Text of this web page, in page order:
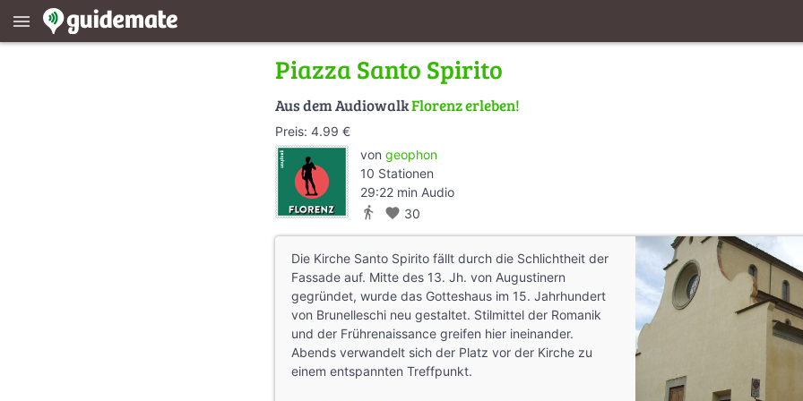
menu
Piazza Santo Spirito
Aus dem AudiowalkFlorenz erleben!
Preis: 4.99 €
von geophon
10 Stationen
29:22 min Audio
directions_walk favorite 30
Die Kirche Santo Spirito fällt durch die Schlichtheit der
Fassade auf. Mitte des 13. Jh. von Augustinern
gegründet, wurde das Gotteshaus im 15. Jahrhundert
von Brunelleschi neu gestaltet. Stilmittel der Romanik
und der Frührenaissance greifen hier ineinander.
Abends verwandelt sich der Platz vor der Kirche zu
einem entspannten Treffpunkt.